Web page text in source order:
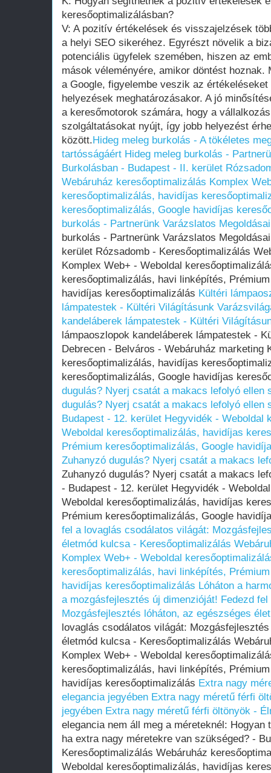
keresőoptimalizálásban?
V: A pozitív értékelések és visszajelzések
a helyi SEO sikeréhez. Egyrészt növelik a
potenciális ügyfelek szemében, hiszen az
mások véleményére, amikor döntést
a Google, figyelembe veszik az
helyezések meghatározásakor. A jó
a keresőmotorok számára, hogy a
szolgáltatásokat nyújt, így jobb helyezést
között.Hideg meleg burkolás - A tökéletes
tartósságáért Hideg meleg burkolás -
Burkolásban - Budapest - II. kerület
Webáruház keresőoptimalizálás Komplex
keresőoptimalizálás, havidíjas
keresőoptimalizálás, Google havidíjas
burkolás - Partnerünk Varázslatos
burkolás - Partnerünk Varázslatos
kerület Rózsadomb - Keresőoptimalizálás
Komplex Web+ - Weboldal
keresőoptimalizálás, havi linképítés,
havidíjas keresőoptimalizálás Kültéri
lámpatestek - Kültéri Világításunk
kandeláberek lámpatestek - Kültéri
lámpaoszlopok kandeláberek lámpatestek -
Debrecen - Belváros - Webáruház marketing
keresőoptimalizálás, havidíjas
keresőoptimalizálás, Google havidíjas
dugulás? Nyerj csatát a makacs lefolyó ellen
dugulás? Nyerj csatát a makacs lefolyó ellen
Budapest - 12. kerület Hegyvidék - Weboldal
Weboldal keresőoptimalizálás, havidíjas
Prémium keresőoptimalizálás, Google
Zuhanyzó dugulás? Nyerj csatát a makacs
Zuhanyzó dugulás? Nyerj csatát a makacs
- Budapest - 12. kerület Hegyvidék -
Weboldal keresőoptimalizálás, havidíjas
Prémium keresőoptimalizálás, Google
fel a lovaglás csodálatos világát:
életmód kulcsa - Keresőoptimalizálás
Komplex Web+ - Weboldal
keresőoptimalizálás, havi linképítés,
havidíjas keresőoptimalizálás Lóháton a
a mozgásfejlesztés új dimenzióját! Fedezd
Mozgásfejlesztés lóháton, az egészséges
lovaglás csodálatos világát:
életmód kulcsa - Keresőoptimalizálás
Komplex Web+ - Weboldal
keresőoptimalizálás, havi linképítés,
havidíjas keresőoptimalizálás Extra nagy
elegancia jegyében Extra nagy méretű férfi
jegyében Extra nagy méretű férfi öltönyök -
elegancia nem áll meg a méreteknél:
ha extra nagy méretekre van szükséged? -
Keresőoptimalizálás Webáruház
Weboldal keresőoptimalizálás, havidíjas